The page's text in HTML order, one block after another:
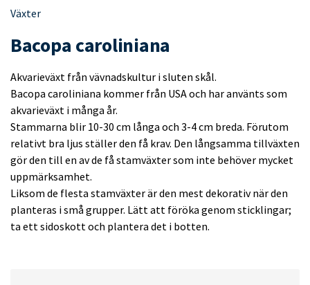
Växter
Bacopa caroliniana
Akvarieväxt från vävnadskultur i sluten skål.
Bacopa caroliniana kommer från USA och har använts som
akvarieväxt i många år.
Stammarna blir 10-30 cm långa och 3-4 cm breda. Förutom
relativt bra ljus ställer den få krav. Den långsamma tillväxten
gör den till en av de få stamväxter som inte behöver mycket
uppmärksamhet.
Liksom de flesta stamväxter är den mest dekorativ när den
planteras i små grupper. Lätt att föröka genom sticklingar;
ta ett sidoskott och plantera det i botten.